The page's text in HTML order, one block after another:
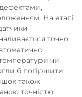
На етапі
точно
чи
б погіршити
також
точністю: